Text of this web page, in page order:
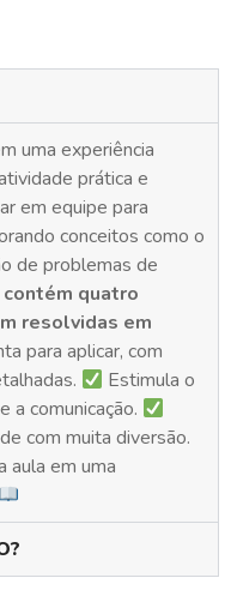
uma experiência
prática e
em equipe para
conceitos como o
de problemas de
quatro
resolvidas em
para aplicar, com
Estimula o
a comunicação.
com muita diversão.
aula em uma